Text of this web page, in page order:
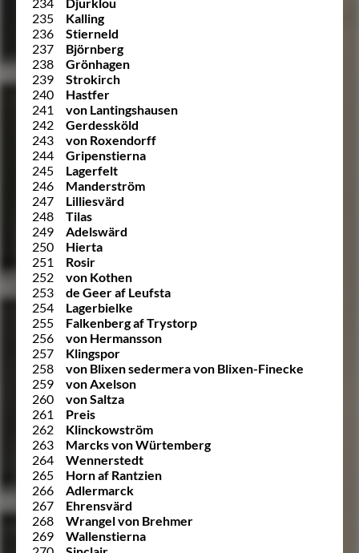
235
Kalling
236
Stierneld
237
Björnberg
238
Grönhagen
239
Strokirch
240
Hastfer
241
von Lantingshausen
242
Gerdessköld
243
von Roxendorff
244
Gripenstierna
245
Lagerfelt
246
Manderström
247
Lilliesvärd
248
Tilas
249
Adelswärd
250
Hierta
251
Rosir
252
von Kothen
253
de Geer af Leufsta
254
Lagerbielke
255
Falkenberg af Trystorp
256
von Hermansson
257
Klingspor
258
von Blixen sedermera von Blixen-Finecke
259
von Axelson
260
von Saltza
261
Preis
262
Klinckowström
263
Marcks von Würtemberg
264
Wennerstedt
265
Horn af Rantzien
266
Adlermarck
267
Ehrensvärd
268
Wrangel von Brehmer
269
Wallenstierna